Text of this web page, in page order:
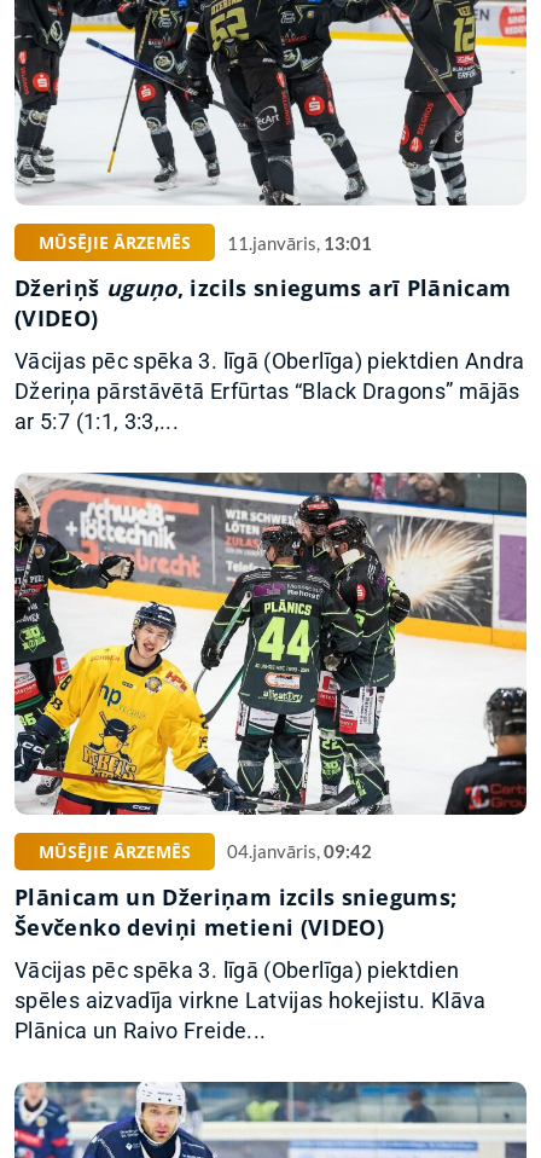
MŪSĒJIE ĀRZEMĒS 11.janvāris, 13:01
Džeriņš uguņo, izcils sniegums arī Plānicam
(VIDEO)
Vācijas pēc spēka 3. līgā (Oberlīga) piektdien Andra
Džeriņa pārstāvētā Erfūrtas “Black Dragons” mājās
ar 5:7 (1:1, 3:3,...
MŪSĒJIE ĀRZEMĒS 04.janvāris,09:42
Plānicam un Džeriņam izcils sniegums;
Ševčenko deviņi metieni (VIDEO)
Vācijas pēc spēka 3. līgā (Oberlīga) piektdien
spēles aizvadīja virkne Latvijas hokejistu. Klāva
Plānica un Raivo Freide...